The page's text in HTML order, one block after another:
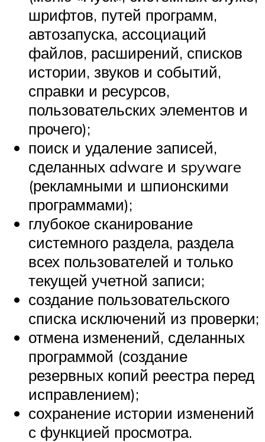
шрифтов, путей программ,
автозапуска, ассоциаций
файлов, расширений, списков
истории, звуков и событий,
справки и ресурсов,
пользовательских элементов и
прочего);
поиск и удаление записей,
сделанных adware и spyware
(рекламными и шпионскими
программами);
глубокое сканирование
системного раздела, раздела
всех пользователей и только
текущей учетной записи;
создание пользовательского
списка исключений из проверки;
отмена изменений, сделанных
программой (создание
резервных копий реестра перед
исправлением);
сохранение истории изменений
с функцией просмотра.